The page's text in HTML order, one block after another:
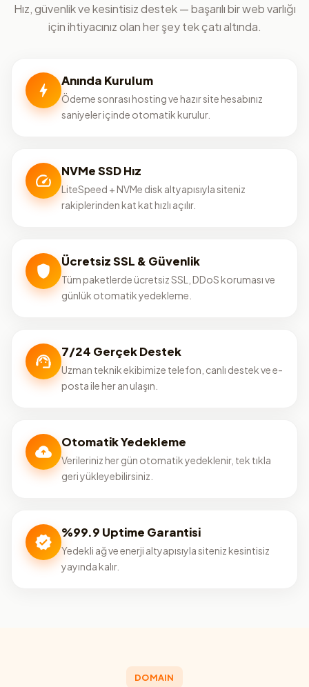
Hız, güvenlik ve kesintisiz destek — başarılı bir web varlığı
için ihtiyacınız olan her şey tek çatı altında.
Anında Kurulum
Ödeme sonrası hosting ve hazır site hesabınız
saniyeler içinde otomatik kurulur.
NVMe SSD Hız
LiteSpeed + NVMe disk altyapısıyla siteniz
rakiplerinden kat kat hızlı açılır.
Ücretsiz SSL & Güvenlik
Tüm paketlerde ücretsiz SSL, DDoS koruması ve
günlük otomatik yedekleme.
7/24 Gerçek Destek
Uzman teknik ekibimize telefon, canlı destek ve e-
posta ile her an ulaşın.
Otomatik Yedekleme
Verileriniz her gün otomatik yedeklenir, tek tıkla
geri yükleyebilirsiniz.
%99.9 Uptime Garantisi
Yedekli ağ ve enerji altyapısıyla siteniz kesintisiz
yayında kalır.
DOMAIN